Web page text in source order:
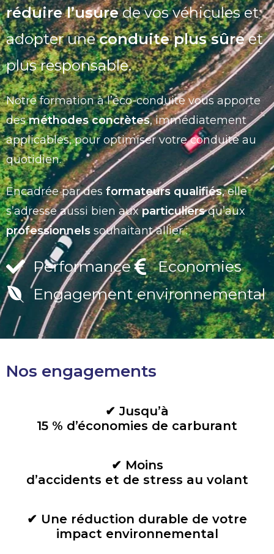
réduire l’usurede vos véhicules et
adopter uneconduite plus sûreet
plus responsable.
Notre formation à l’éco-conduite vous apporte
desméthodes concrètes, immédiatement
applicables, pour optimiser votre conduite au
quotidien.
Encadrée par des formateurs qualifiés, elle
s’adresse aussi bien auxparticuliersqu’aux
professionnels souhaitant allier :
Performance
Economies
Engagement environnemental
Nos engagements
✔ Jusqu’à
15 % d’économies de carburant
✔ Moins
d’accidents et de stress au volant
✔ Une réduction durable de votre
impact environnemental